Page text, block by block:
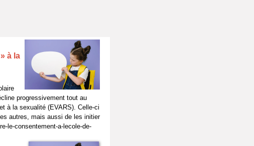
à la
progressivement tout au
à la sexualité (EVARS). Celle-ci
autres, mais aussi de les initier
le-consentement-a-lecole-de-